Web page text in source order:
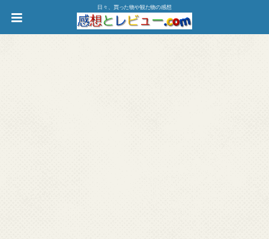
日々、買った物や観た物の感想